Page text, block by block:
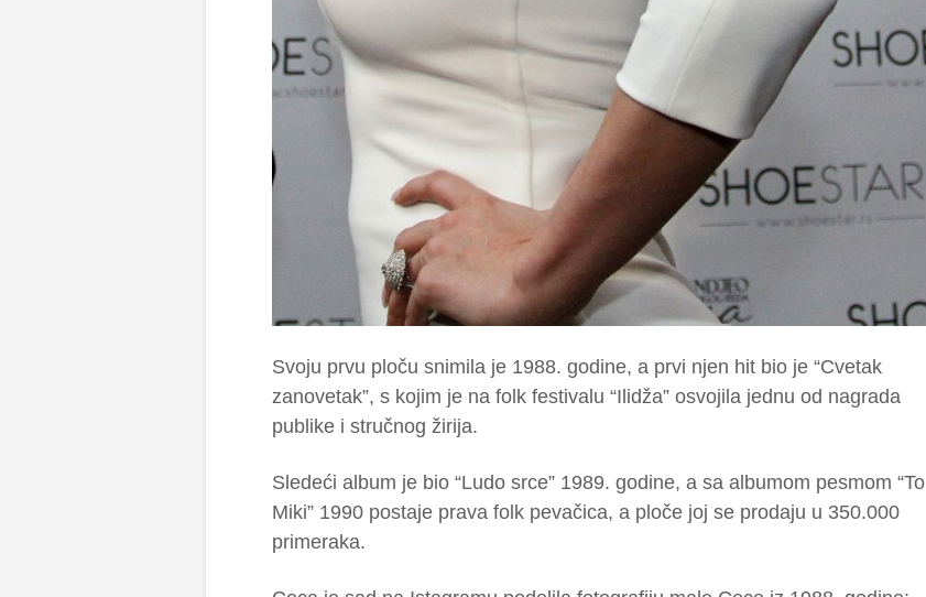
Svoju prvu ploču snimila je 1988. godine, a prvi njen hit bio je “Cvetak
zanovetak”, s kojim je na folk festivalu “Ilidža” osvojila jednu od nagrada
publike i stručnog žirija.
Sledeći album je bio “Ludo srce” 1989. godine, a sa albumom pesmom “To
Miki” 1990 postaje prava folk pevačica, a ploče joj se prodaju u 350.000
primeraka.